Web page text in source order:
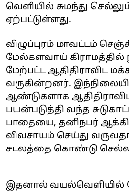
வெளியில் சுமந்து
ஏற்பட்டுள்ளது.
விழுப்புரம் மாவட்டம்
மேல்களவாய் கிராமத்தில்
மேற்பட்ட ஆதிதிராவிட
வருகின்றனர்.
ஆண்டுகளாக
பயன்படுத்தி வந்த
பாதையை, தனிநபர்
விவசாயம் செய்து
சடலத்தை கொண்டு
இதனால் வயல்வெளியில்